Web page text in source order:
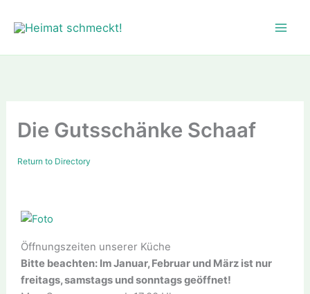
Inhalt
Die Gutsschänke Schaaf
Return to Directory
Öffnungszeiten unserer Küche
Bitte beachten: Im Januar, Februar und März ist nur
freitags, samstags und sonntags geöffnet!